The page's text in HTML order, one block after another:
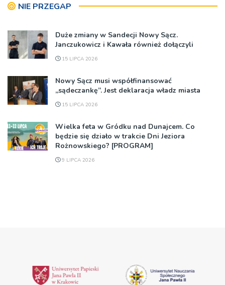
NIE PRZEGAP
Duże zmiany w Sandecji Nowy Sącz.
Janczukowicz i Kawała również dołączyli
15 LIPCA 2026
Nowy Sącz musi współfinansować
„sądeczankę”. Jest deklaracja władz miasta
15 LIPCA 2026
Wielka feta w Gródku nad Dunajcem. Co
będzie się działo w trakcie Dni Jeziora
Rożnowskiego? [PROGRAM]
9 LIPCA 2026